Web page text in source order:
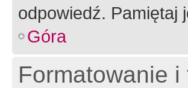
odpowiedź. Pamiętaj
Góra
Formatowanie